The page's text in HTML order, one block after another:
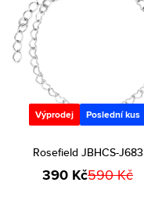
Výprodej Poslední kus
Rosefield JBHCS-J683
390 Kč590 Kč